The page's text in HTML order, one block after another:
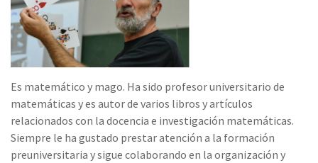
Es matemático y mago. Ha sido profesor universitario de
matemáticas y es autor de varios libros y artículos
relacionados con la docencia e investigación matemáticas.
Siempre le ha gustado prestar atención a la formación
preuniversitaria y sigue colaborando en la organización y